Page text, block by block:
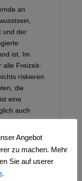
an
und der
ist. Im
alle Freizeit-
riskieren
die
eine
auch
21‹ eines der
des
Angebot
zu machen. Mehr
Sie auf userer
.